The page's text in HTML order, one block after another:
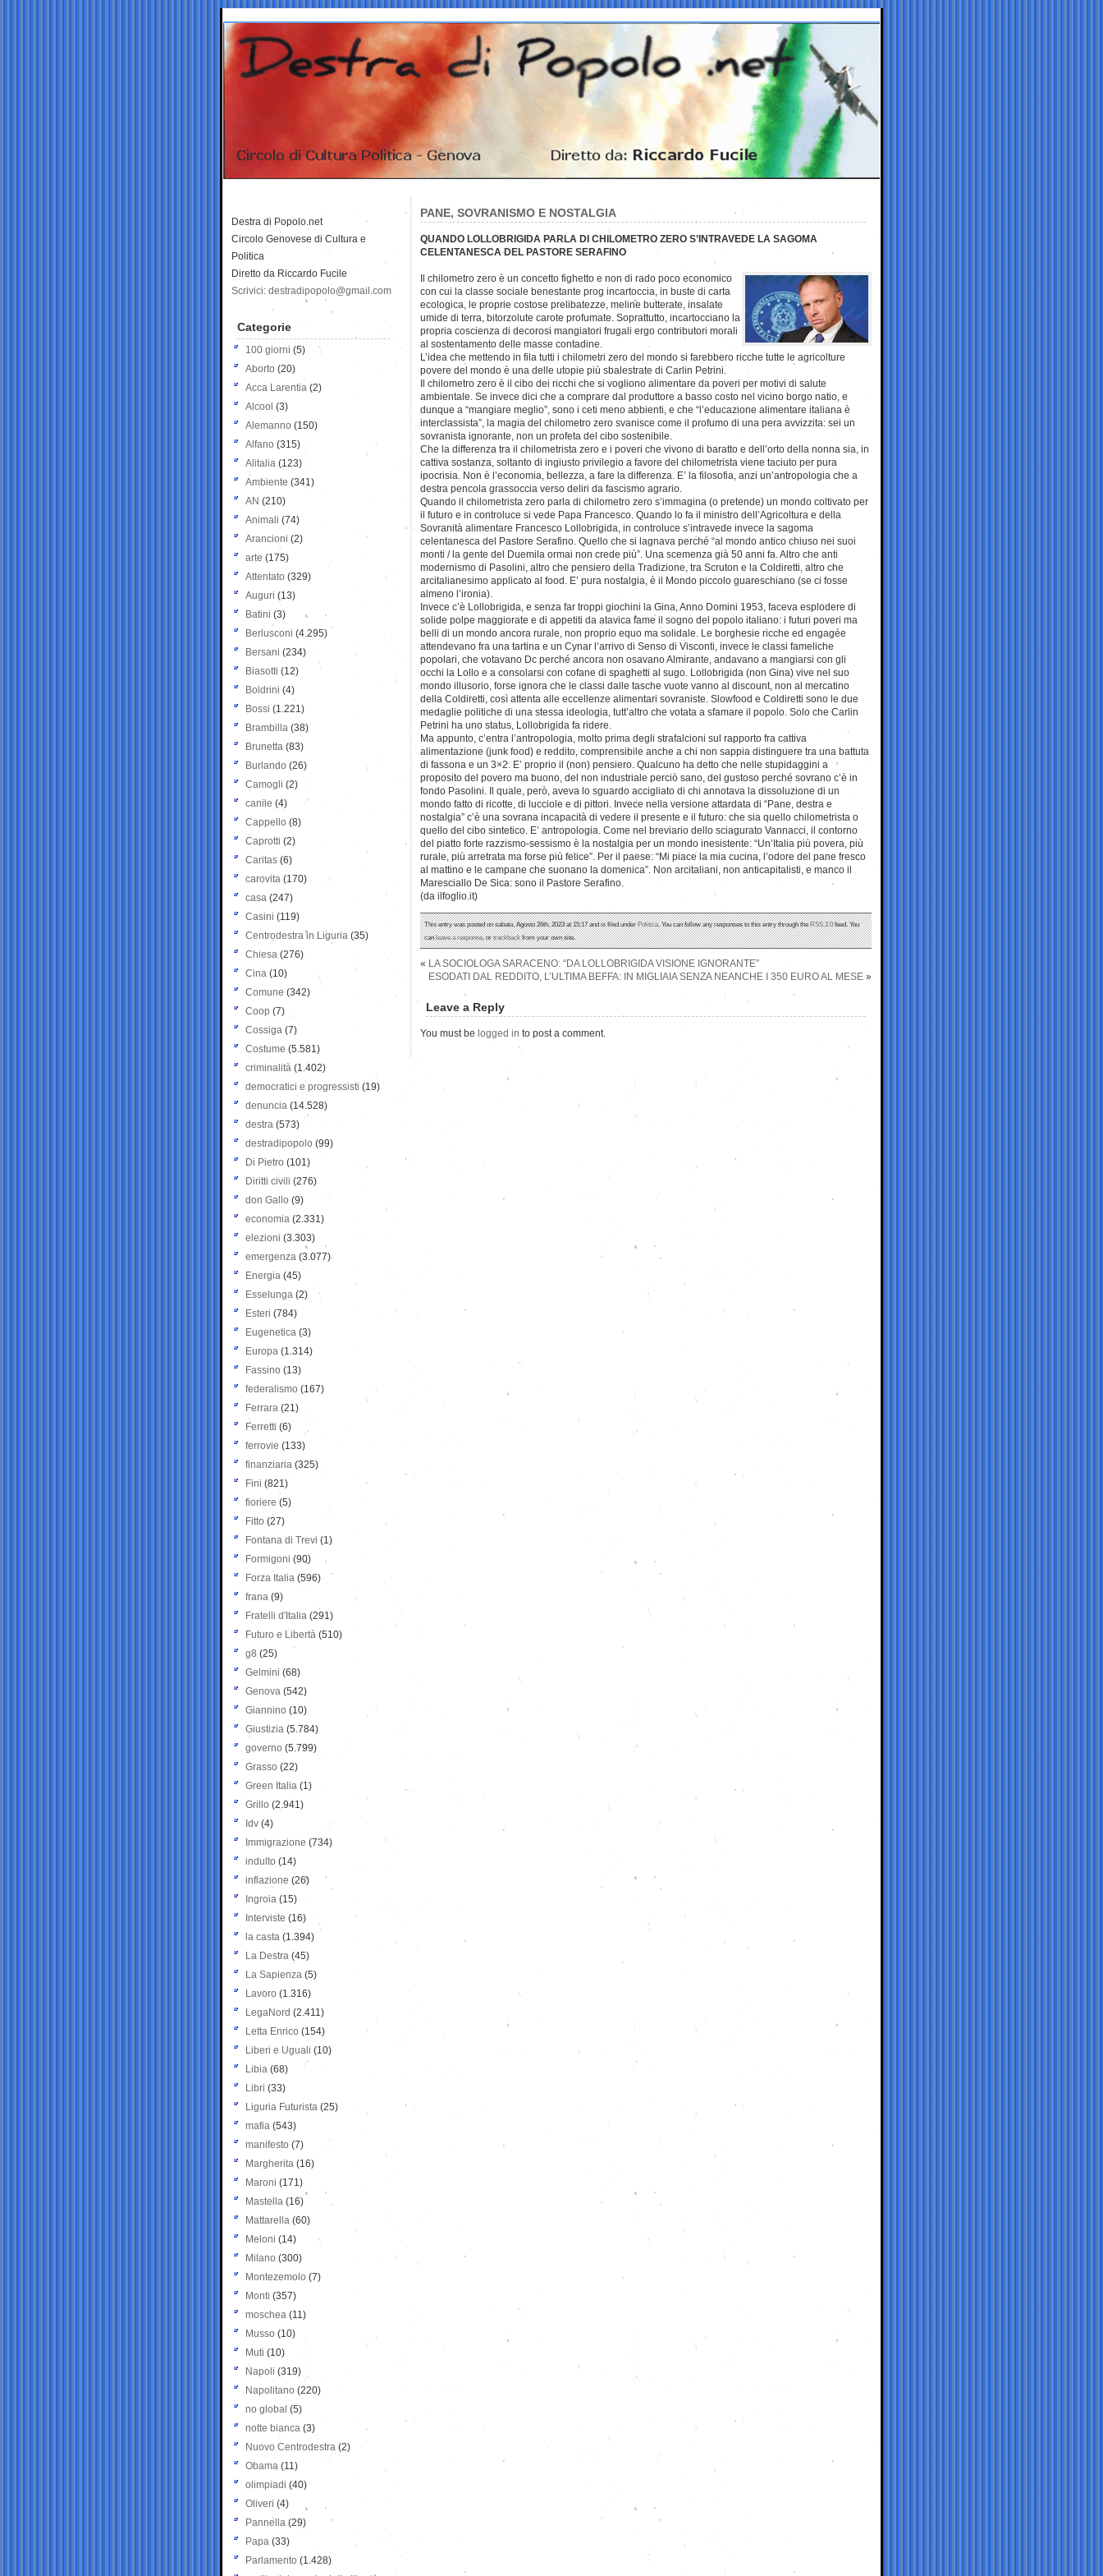
PANE, SOVRANISMO E NOSTALGIA
QUANDO LOLLOBRIGIDA PARLA DI CHILOMETRO ZERO S’INTRAVEDE LA SAGOMA
CELENTANESCA DEL PASTORE SERAFINO
Il chilometro zero è un concetto fighetto e non di rado poco economico
con cui la classe sociale benestante prog incartoccia, in buste di carta
ecologica, le proprie costose prelibatezze, meline butterate, insalate
umide di terra, bitorzolute carote profumate. Soprattutto, incartocciano la
propria coscienza di decorosi mangiatori frugali ergo contributori morali
al sostentamento delle masse contadine.
L’idea che mettendo in fila tutti i chilometri zero del mondo si farebbero ricche tutte le agricolture
povere del mondo è una delle utopie più sbalestrate di Carlin Petrini.
Il chilometro zero è il cibo dei ricchi che si vogliono alimentare da poveri per motivi di salute
ambientale. Se invece dici che a comprare dal produttore a basso costo nel vicino borgo natio, e
dunque a “mangiare meglio”, sono i ceti meno abbienti, e che “l’educazione alimentare italiana è
interclassista”, la magia del chilometro zero svanisce come il profumo di una pera avvizzita: sei un
sovranista ignorante, non un profeta del cibo sostenibile.
Che la differenza tra il chilometrista zero e i poveri che vivono di baratto e dell’orto della nonna sia, in
cattiva sostanza, soltanto di ingiusto privilegio a favore del chilometrista viene taciuto per pura
ipocrisia. Non è l’economia, bellezza, a fare la differenza. E’ la filosofia, anzi un’antropologia che a
destra pencola grassoccia verso deliri da fascismo agrario.
Quando il chilometrista zero parla di chilometro zero s’immagina (o pretende) un mondo coltivato per
il futuro e in controluce si vede Papa Francesco. Quando lo fa il ministro dell’Agricoltura e della
Sovranità alimentare Francesco Lollobrigida, in controluce s’intravede invece la sagoma
celentanesca del Pastore Serafino. Quello che si lagnava perché “al mondo antico chiuso nei suoi
monti / la gente del Duemila ormai non crede più”. Una scemenza già 50 anni fa. Altro che anti
modernismo di Pasolini, altro che pensiero della Tradizione, tra Scruton e la Coldiretti, altro che
arcitalianesimo applicato al food. E’ pura nostalgia, è il Mondo piccolo guareschiano (se ci fosse
almeno l’ironia).
Invece c’è Lollobrigida, e senza far troppi giochini la Gina, Anno Domini 1953, faceva esplodere di
solide polpe maggiorate e di appetiti da atavica fame il sogno del popolo italiano: i futuri poveri ma
belli di un mondo ancora rurale, non proprio equo ma solidale. Le borghesie ricche ed engagée
attendevano fra una tartina e un Cynar l’arrivo di Senso di Visconti, invece le classi fameliche
popolari, che votavano Dc perché ancora non osavano Almirante, andavano a mangiarsi con gli
occhi la Lollo e a consolarsi con cofane di spaghetti al sugo. Lollobrigida (non Gina) vive nel suo
mondo illusorio, forse ignora che le classi dalle tasche vuote vanno al discount, non al mercatino
della Coldiretti, così attenta alle eccellenze alimentari sovraniste. Slowfood e Coldiretti sono le due
medaglie politiche di una stessa ideologia, tutt’altro che votata a sfamare il popolo. Solo che Carlin
Petrini ha uno status, Lollobrigida fa ridere.
Ma appunto, c’entra l’antropologia, molto prima degli strafalcioni sul rapporto fra cattiva
alimentazione (junk food) e reddito, comprensibile anche a chi non sappia distinguere tra una battuta
di fassona e un 3×2. E’ proprio il (non) pensiero. Qualcuno ha detto che nelle stupidaggini a
proposito del povero ma buono, del non industriale perciò sano, del gustoso perché sovrano c’è in
fondo Pasolini. Il quale, però, aveva lo sguardo accigliato di chi annotava la dissoluzione di un
mondo fatto di ricotte, di lucciole e di pittori. Invece nella versione attardata di “Pane, destra e
nostalgia” c’è una sovrana incapacità di vedere il presente e il futuro: che sia quello chilometrista o
quello del cibo sintetico. E’ antropologia. Come nel breviario dello sciagurato Vannacci, il contorno
del piatto forte razzismo-sessismo è la nostalgia per un mondo inesistente: “Un’Italia più povera, più
rurale, più arretrata ma forse più felice”. Per il paese: “Mi piace la mia cucina, l’odore del pane fresco
al mattino e le campane che suonano la domenica”. Non arcitaliani, non anticapitalisti, e manco il
Maresciallo De Sica: sono il Pastore Serafino.
(da ilfoglio.it)
This entry was posted on sabato, Agosto 26th, 2023 at 15:17 and is filed underPolitica. You can follow any responses to this entry through theRSS 2.0feed. You
canleave a response, ortrackbackfrom your own site.
« LA SOCIOLOGA SARACENO: “DA LOLLOBRIGIDA VISIONE IGNORANTE”
ESODATI DAL REDDITO, L’ULTIMA BEFFA: IN MIGLIAIA SENZA NEANCHE I 350 EURO AL MESE »
Leave a Reply
You must be logged in to post a comment.
Destra di Popolo.net
Circolo Genovese di Cultura e
Politica
Diretto da Riccardo Fucile
Scrivici: destradipopolo@gmail.com
Categorie
100 giorni (5)
Aborto (20)
Acca Larentia (2)
Alcool (3)
Alemanno (150)
Alfano (315)
Alitalia (123)
Ambiente (341)
AN (210)
Animali (74)
Arancioni (2)
arte (175)
Attentato (329)
Auguri (13)
Batini (3)
Berlusconi (4.295)
Bersani (234)
Biasotti (12)
Boldrini (4)
Bossi (1.221)
Brambilla (38)
Brunetta (83)
Burlando (26)
Camogli (2)
canile (4)
Cappello (8)
Caprotti (2)
Caritas (6)
carovita (170)
casa (247)
Casini (119)
Centrodestra in Liguria (35)
Chiesa (276)
Cina (10)
Comune (342)
Coop (7)
Cossiga (7)
Costume (5.581)
criminalità (1.402)
democratici e progressisti (19)
denuncia (14.528)
destra (573)
destradipopolo (99)
Di Pietro (101)
Diritti civili (276)
don Gallo (9)
economia (2.331)
elezioni (3.303)
emergenza (3.077)
Energia (45)
Esselunga (2)
Esteri (784)
Eugenetica (3)
Europa (1.314)
Fassino (13)
federalismo (167)
Ferrara (21)
Ferretti (6)
ferrovie (133)
finanziaria (325)
Fini (821)
fioriere (5)
Fitto (27)
Fontana di Trevi (1)
Formigoni (90)
Forza Italia (596)
frana (9)
Fratelli d'Italia (291)
Futuro e Libertà (510)
g8 (25)
Gelmini (68)
Genova (542)
Giannino (10)
Giustizia (5.784)
governo (5.799)
Grasso (22)
Green Italia (1)
Grillo (2.941)
Idv (4)
Immigrazione (734)
indulto (14)
inflazione (26)
Ingroia (15)
Interviste (16)
la casta (1.394)
La Destra (45)
La Sapienza (5)
Lavoro (1.316)
LegaNord (2.411)
Letta Enrico (154)
Liberi e Uguali (10)
Libia (68)
Libri (33)
Liguria Futurista (25)
mafia (543)
manifesto (7)
Margherita (16)
Maroni (171)
Mastella (16)
Mattarella (60)
Meloni (14)
Milano (300)
Montezemolo (7)
Monti (357)
moschea (11)
Musso (10)
Muti (10)
Napoli (319)
Napolitano (220)
no global (5)
notte bianca (3)
Nuovo Centrodestra (2)
Obama (11)
olimpiadi (40)
Oliveri (4)
Pannella (29)
Papa (33)
Parlamento (1.428)